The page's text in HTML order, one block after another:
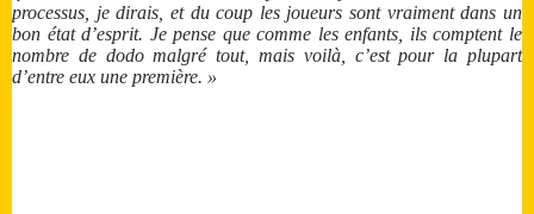
processus, je dirais, et du coup les joueurs sont vraiment dans un
bon état d’esprit. Je pense que comme les enfants, ils comptent le
nombre de dodo malgré tout, mais voilà, c’est pour la plupart
d’entre eux une première. »